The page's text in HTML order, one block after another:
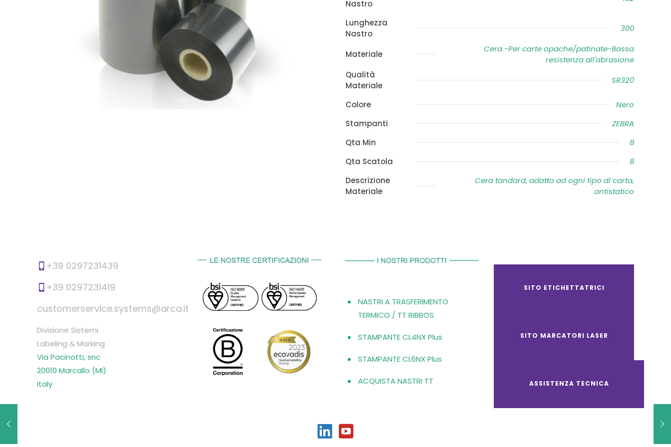
300m
ZEBRA
Nastro
Lunghezza
Nastro
300
Materiale
Cera -Per carte opache/patinate-Bassa
resistenza all'abrasione
Qualità
Materiale
SR320
Colore
Nero
Stampanti
ZEBRA
Qta Min
8
Qta Scatola
8
Descrizione
Materiale
Cera tandard, adatto ad ogni tipo di carta,
antistatico
+39 0297231439
+39 0297231419
customerservice.systems@arca.it
Divisione Sistemi
Labeling & Marking
Via Pacinotti, snc
20010 Marcallo (MI)
Italy
NASTRI A TRASFERIMENTO
TERMICO / TT RIBBOS
STAMPANTE CL4NX Plus
STAMPANTE CL6NX Plus
ACQUISTA NASTRI TT
SITO ETICHETTATRICI
SITO MARCATORI LASER
ASSISTENZA TECNICA